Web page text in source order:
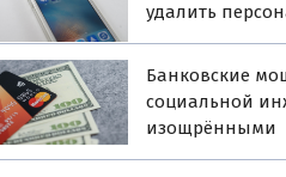
удалить
Банковские
социальной
изощрёнными